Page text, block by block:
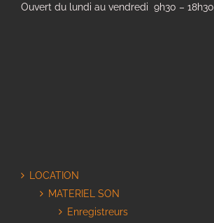
Ouvert du lundi au vendredi 9h30 – 18h30
LOCATION
MATERIEL SON
Enregistreurs